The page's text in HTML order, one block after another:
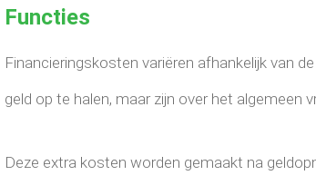
Functies
Financieringskosten variëren afhankelijk van
geld op te halen, maar zijn over het algemeen
Deze extra kosten worden gemaakt na